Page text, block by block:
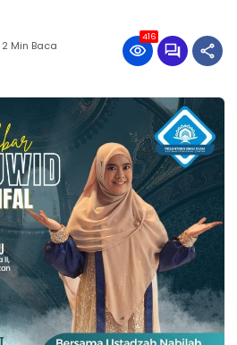
2 Min Baca
416